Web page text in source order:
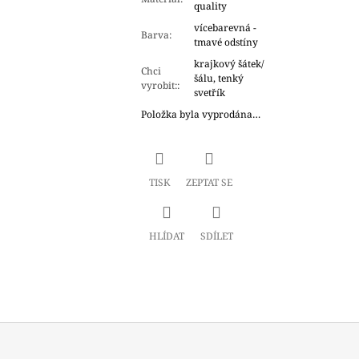
quality
Barva:
vícebarevná -
tmavé odstíny
Chci
vyrobit::
krajkový šátek/
šálu, tenký
svetřík
Položka byla vyprodána…
TISK ZEPTAT SE
HLÍDAT SDÍLET